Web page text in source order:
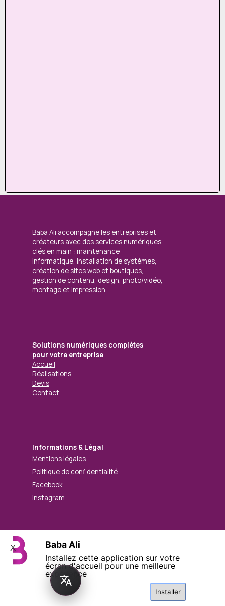
Solutions numériques complètes
pour votre entreprise
Accueil
Réalisations
Devis
Contact
Informations & Légal
Mentions légales
Politique de confidentialité
Facebook
Instagram
Baba Ali accompagne les entreprises et
créateurs avec des services numériques
clés en main : maintenance
informatique, installation de systèmes,
création de sites web et boutiques,
gestion de contenu, design, photo/vidéo,
montage et impression.
© Mohamed BABA ALI. Tous droits réservés.
Retourner au contenu
Baba Ali
Installez cette application sur votre
écran d'accueil pour une meilleure
expérience
Installer
X